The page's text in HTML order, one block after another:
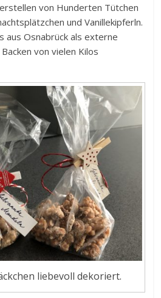
von Hunderten Tütchen
und Vanillekipferln.
aus Osnabrück als externe
von vielen Kilos
liebevoll dekoriert.